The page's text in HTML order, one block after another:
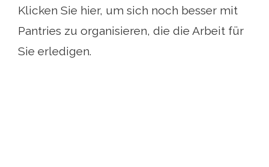
Klicken Sie hier, um sich noch besser mit
Pantries zu organisieren, die die Arbeit für
Sie erledigen.